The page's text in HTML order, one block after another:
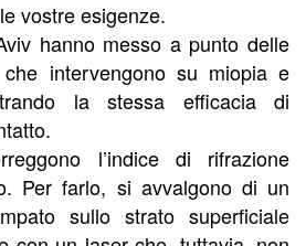
vostre esigenze.
hanno messo a punto delle
intervengono su miopia e
la stessa efficacia di
l’indice di rifrazione
Per farlo, si avvalgono di un
sullo strato superficiale